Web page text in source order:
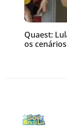
Quaest:
os